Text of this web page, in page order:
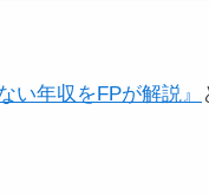
い年収をFPが解説』